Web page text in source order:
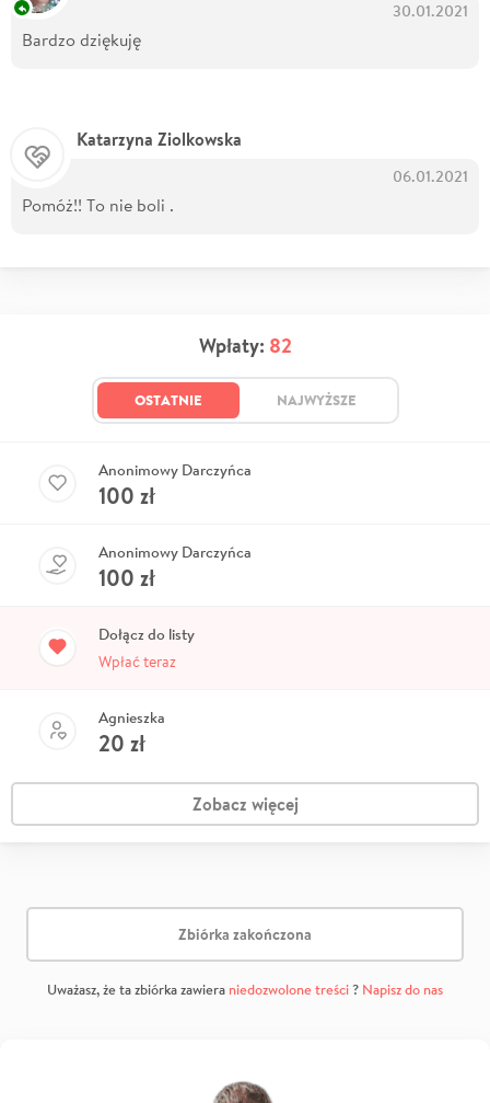
30.01.2021
Bardzo dziękuję
Katarzyna Ziolkowska
06.01.2021
Pomóż!! To nie boli .
Wpłaty: 82
OSTATNIE NAJWYŻSZE
Anonimowy Darczyńca
100 zł
Anonimowy Darczyńca
100 zł
Dołącz do listy
Wpłać teraz
Agnieszka
20 zł
Zobacz więcej
Zbiórka zakończona
Uważasz, że ta zbiórka zawiera niedozwolone treści? Napisz do nas